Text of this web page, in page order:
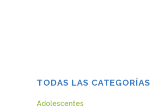
TODAS LAS CATEGORÍAS
Adolescentes